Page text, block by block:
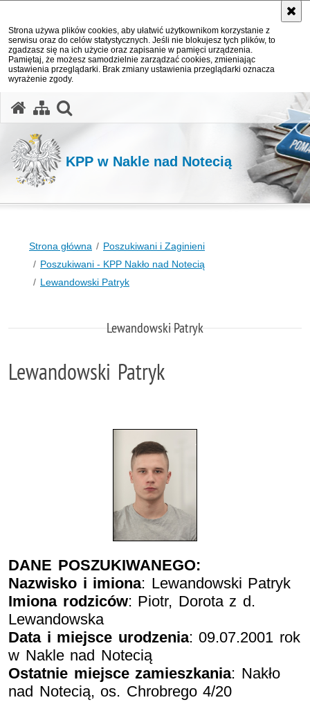
Strona używa plików cookies, aby ułatwić użytkownikom korzystanie z
serwisu oraz do celów statystycznych. Jeśli nie blokujesz tych plików, to
zgadzasz się na ich użycie oraz zapisanie w pamięci urządzenia.
Pamiętaj, że możesz samodzielnie zarządzać cookies, zmieniając
ustawienia przeglądarki. Brak zmiany ustawienia przeglądarki oznacza
wyrażenie zgody.
KPP w Nakle nad Notecią
Strona główna
Poszukiwani i Zaginieni
Poszukiwani - KPP Nakło nad Notecią
Lewandowski Patryk
Lewandowski Patryk
Lewandowski Patryk
DANE POSZUKIWANEGO:
Nazwisko i imiona: Lewandowski Patryk
Imiona rodziców: Piotr, Dorota z d.
Lewandowska
Data i miejsce urodzenia: 09.07.2001 rok
w Nakle nad Notecią
Ostatnie miejsce zamieszkania: Nakło
nad Notecią, os. Chrobrego 4/20